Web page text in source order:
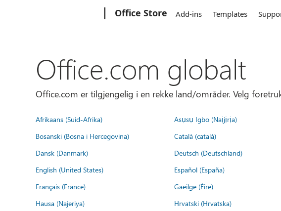
Office Store Add-ins Templates
Office.com globalt
Office.com er tilgjengelig i en rekke land/områder. Velg
Afrikaans (Suid-Afrika) Asụsụ Igbo (Naịjịrịa)
Bosanski (Bosna i Hercegovina)
Català (català)
Dansk (Danmark)
Deutsch (Deutschland)
English (United States)
Español (España)
Français (France)
Gaeilge (Éire)
Hausa (Najeriya)
Hrvatski (Hrvatska)